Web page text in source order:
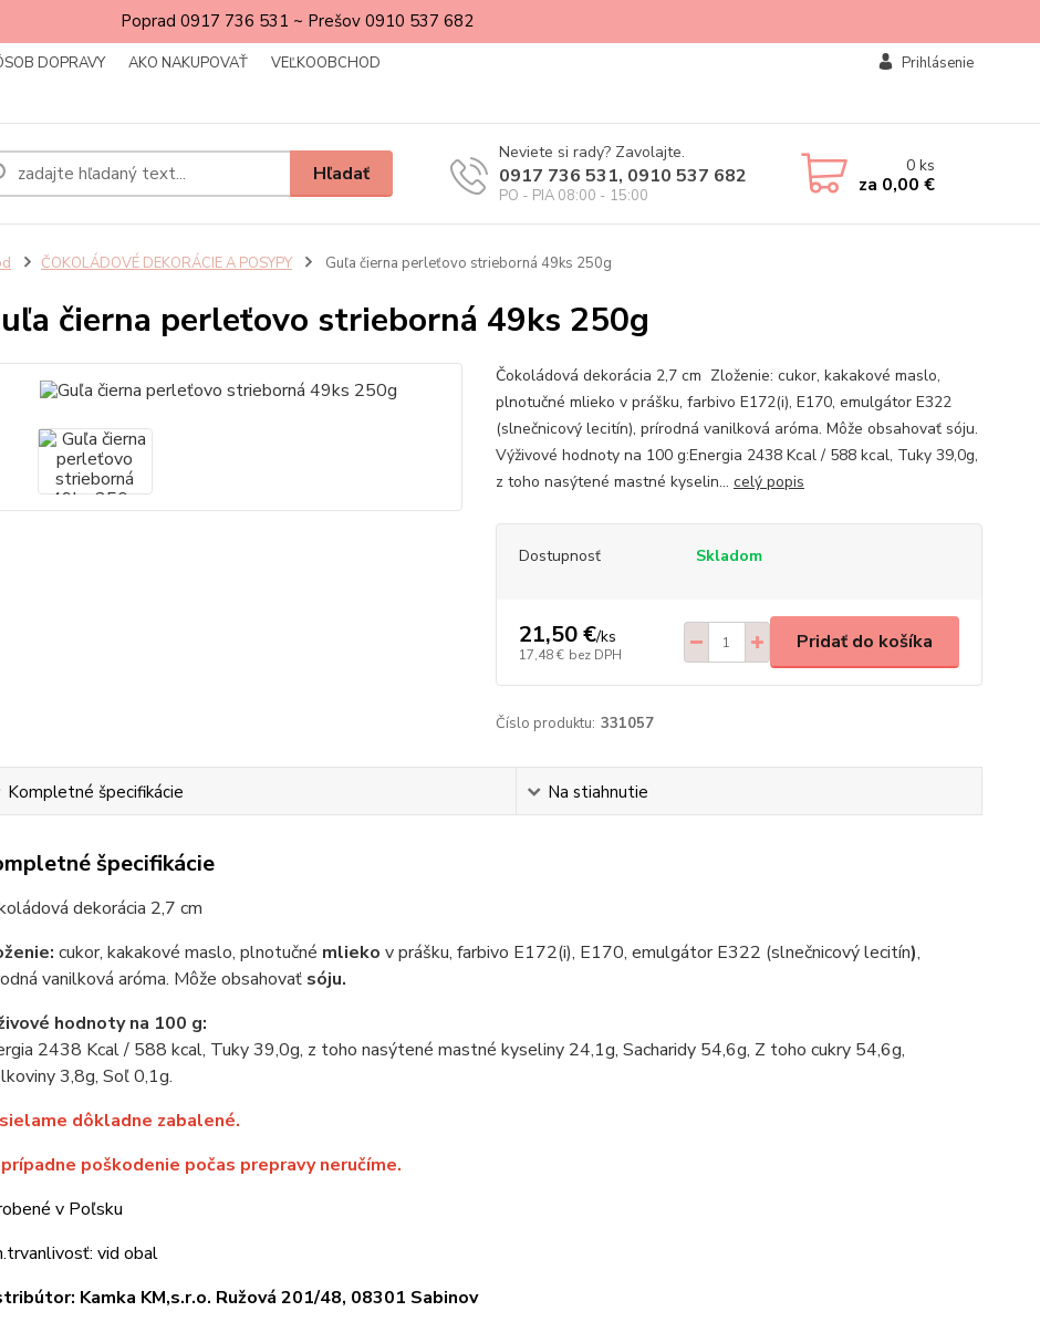
Poprad 0917 736 531 ~ Prešov 0910 537 682
DOPRAVY AKO NAKUPOVAŤ
VEĽKOOBCHOD
Prihlásenie
Hľadať
Neviete si rady? Zavolajte.
0917 736 531, 0910 537 682
PO - PIA 08:00 - 15:00
0ks
za 0,00 €
ČOKOLÁDOVÉ DEKORÁCIE A POSYPY Guľa čierna perleťovo strieborná 49ks 250g
čierna perleťovo strieborná 49ks 250g
Čokoládová dekorácia 2,7 cm Zloženie: cukor, kakakové maslo,
plnotučné mlieko v prášku, farbivo E172(i), E170, emulgátor E322
(slnečnicový lecitín), prírodná vanilková aróma. Môže obsahovať sóju.
Výživové hodnoty na 100 g:Energia 2438 Kcal / 588 kcal, Tuky 39,0g,
z toho nasýtené mastné kyselin... celý popis
Dostupnosť Skladom
21,50 €/ks
17,48 € bez DPH
Pridať do košíka
Číslo produktu: 331057
Kompletné špecifikácie Na stiahnutie
špecifikácie
dekorácia 2,7 cm
cukor, kakakové maslo, plnotučné mlieko v prášku, farbivo E172(i), E170, emulgátor E322 (slnečnicový lecitín),
vanilková aróma. Môže obsahovať sóju.
hodnoty na 100 g:
2438 Kcal / 588 kcal, Tuky 39,0g, z toho nasýtené mastné kyseliny 24,1g, Sacharidy 54,6g, Z toho cukry 54,6g,
3,8g, Soľ 0,1g.
dôkladne zabalené.
poškodenie počas prepravy neručíme.
v Poľsku
vid obal
Kamka KM,s.r.o. Ružová 201/48, 08301 Sabinov